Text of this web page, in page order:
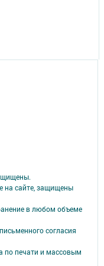
сайте, защищены
в любом объеме
согласия
по печати и массовым